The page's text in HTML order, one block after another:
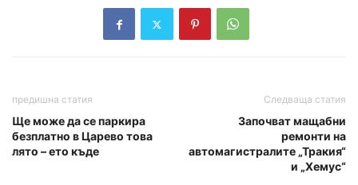
предишна статия
Ще може да се паркира
безплатно в Царево това
лято – ето къде
Следваща статия
Започват мащабни
ремонти на
автомагистралите „Тракия“
и „Хемус“